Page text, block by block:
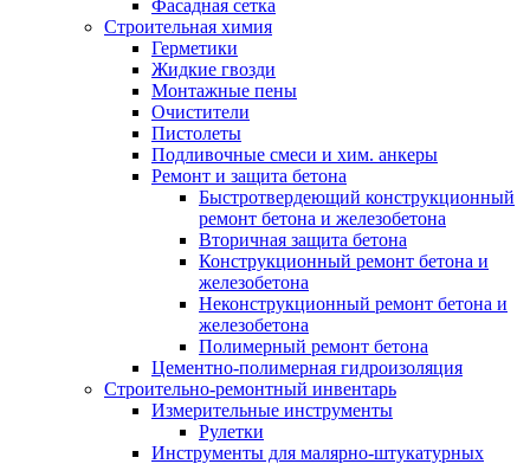
Фасадная сетка
Строительная химия
Герметики
Жидкие гвозди
Монтажные пены
Очистители
Пистолеты
Подливочные смеси и хим. анкеры
Ремонт и защита бетона
Быстротвердеющий конструкционный
ремонт бетона и железобетона
Вторичная защита бетона
Конструкционный ремонт бетона и
железобетона
Неконструкционный ремонт бетона и
железобетона
Полимерный ремонт бетона
Цементно-полимерная гидроизоляция
Строительно-ремонтный инвентарь
Измерительные инструменты
Рулетки
Инструменты для малярно-штукатурных